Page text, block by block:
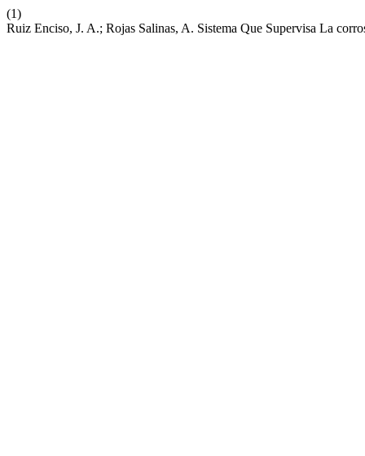
(1)
Ruiz Enciso, J. A.; Rojas Salinas, A. Sistema Que Supervisa La